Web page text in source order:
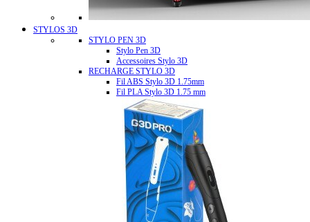
STYLOS 3D
STYLO PEN 3D
Stylo Pen 3D
Accessoires Stylo 3D
RECHARGE STYLO 3D
Fil ABS Stylo 3D 1.75mm
Fil PLA Stylo 3D 1.75 mm